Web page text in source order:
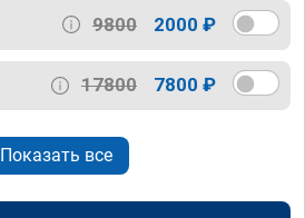
9800 2000 ₽
17800 7800 ₽
Показать все